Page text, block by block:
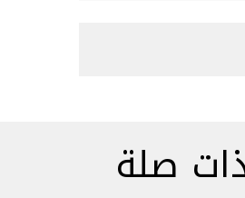
صلة